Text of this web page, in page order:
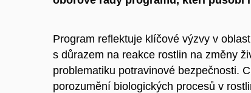
Program reflektuje klíčové výzvy v
s důrazem na reakce rostlin na změny
problematiku potravinové bezpečnosti.
porozumění biologických procesů v